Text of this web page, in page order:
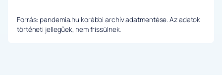
Forrás: pandemia.hu korábbi archív adatmentése. Az adatok
történeti jellegűek, nem frissülnek.